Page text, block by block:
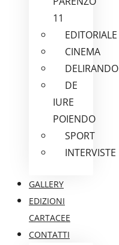
11
EDITORIALE
CINEMA
DELIRANDO
DE
IURE
POIENDO
SPORT
INTERVISTE
GALLERY
EDIZIONI
CARTACEE
CONTATTI